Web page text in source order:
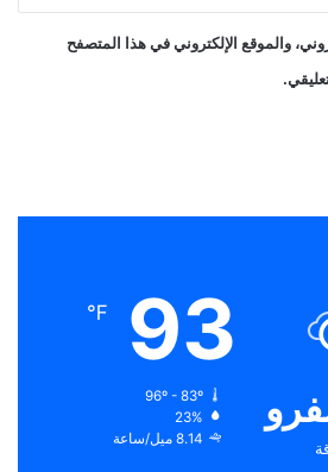
والموقع الإلكتروني في هذا المتصفح
93
℉
96º - 83º
23%
8.14 ميل/ساعة